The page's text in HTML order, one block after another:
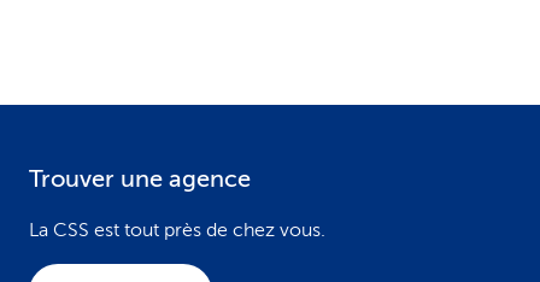
Trouver une agence
La CSS est tout près de chez vous.